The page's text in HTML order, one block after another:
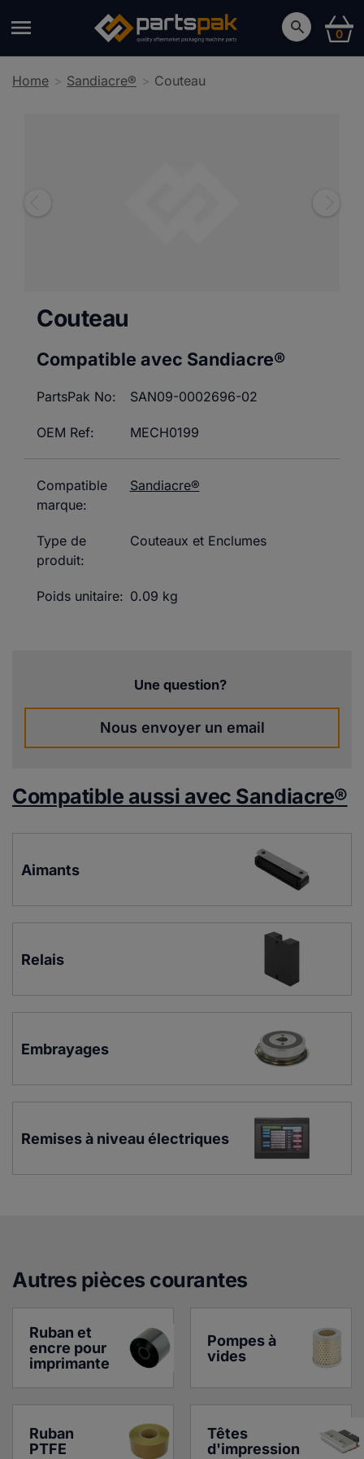
0
Home Sandiacre® Couteau
Couteau
Compatible avec Sandiacre®
PartsPak No: SAN09-0002696-02
OEM Ref: MECH0199
Compatible
marque:
Sandiacre®
Type de
produit:
Couteaux et Enclumes
Poids unitaire: 0.09 kg
Une question?
Nous envoyer un email
Compatible aussi avec Sandiacre®
Aimants
Relais
Embrayages
Remises à niveau électriques
Autres pièces courantes
Ruban et
encre pour
imprimante
Pompes à
vides
Ruban
PTFE
Têtes
d'impression